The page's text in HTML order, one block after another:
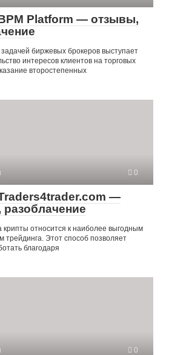
Platform — отзывы,
биржевых брокеров выступает
интересов клиентов на торговых
второстепенных
0
—
относится к наиболее выгодным
трейдинга. Этот способ позволяет
благодаря
0